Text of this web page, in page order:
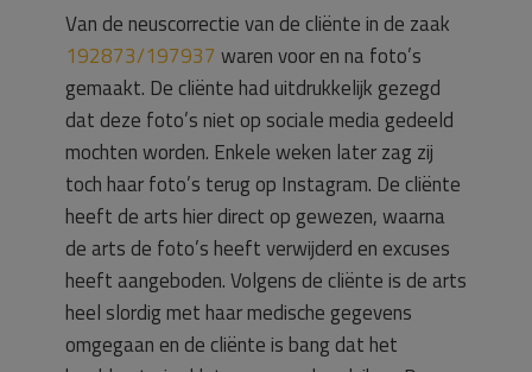
Van de neuscorrectie van de cliënte in de zaak
192873/197937 waren voor en na foto’s
gemaakt. De cliënte had uitdrukkelijk gezegd
dat deze foto’s niet op sociale media gedeeld
mochten worden. Enkele weken later zag zij
toch haar foto’s terug op Instagram. De cliënte
heeft de arts hier direct op gewezen, waarna
de arts de foto’s heeft verwijderd en excuses
heeft aangeboden. Volgens de cliënte is de arts
heel slordig met haar medische gegevens
omgegaan en de cliënte is bang dat het